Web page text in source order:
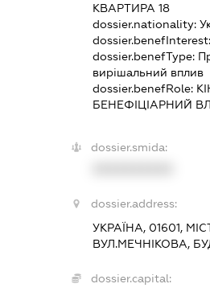
КВАРТИРА 18
dossier.nationality:
dossier.benefInterest:
dossier.benefType:
вирішальний вплив
dossier.benefRole:
БЕНЕФІЦІАРНИЙ
dossier.smida:
dossier.address:
УКРАЇНА, 01601,
ВУЛ.МЕЧНІКОВА,
dossier.capital: